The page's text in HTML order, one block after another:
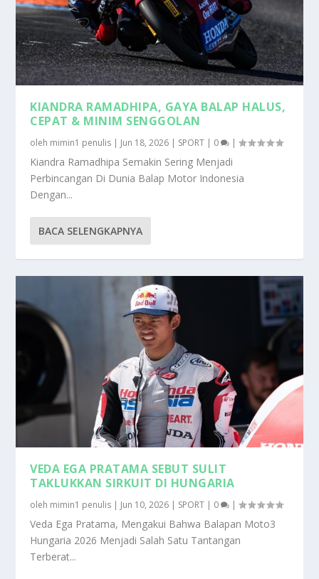
KIANDRA RAMADHIPA, GAYA BALAP HALUS,
CEPAT & MINIM SENGGOLAN
oleh mimin1 penulis | Jun 18, 2026 | SPORT | 0 |
Kiandra Ramadhipa Semakin Sering Menjadi
Perbincangan Di Dunia Balap Motor Indonesia
Dengan...
BACA SELENGKAPNYA
VEDA EGA PRATAMA SEBUT SULIT
TAKLUKKAN SIRKUIT DI HUNGARIA
oleh mimin1 penulis Jun 10, 2026 SPORT 0 |
Veda Ega Pratama, Mengakui Bahwa Balapan Moto3
Hungaria 2026 Menjadi Salah Satu Tantangan
Terberat...